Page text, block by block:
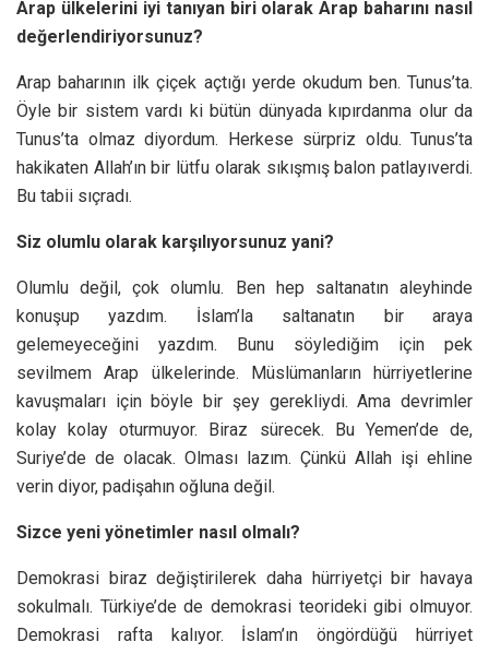
Arap ülkelerini iyi tanıyan biri olarak Arap baharını nasıl
değerlendiriyorsunuz?
Arap baharının ilk çiçek açtığı yerde okudum ben. Tunus’ta.
Öyle bir sistem vardı ki bütün dünyada kıpırdanma olur da
Tunus’ta olmaz diyordum. Herkese sürpriz oldu. Tunus’ta
hakikaten Allah’ın bir lütfu olarak sıkışmış balon patlayıverdi.
Bu tabii sıçradı.
Siz olumlu olarak karşılıyorsunuz yani?
Olumlu değil, çok olumlu. Ben hep saltanatın aleyhinde
konuşup yazdım. İslam’la saltanatın bir araya
gelemeyeceğini yazdım. Bunu söylediğim için pek
sevilmem Arap ülkelerinde. Müslümanların hürriyetlerine
kavuşmaları için böyle bir şey gerekliydi. Ama devrimler
kolay kolay oturmuyor. Biraz sürecek. Bu Yemen’de de,
Suriye’de de olacak. Olması lazım. Çünkü Allah işi ehline
verin diyor, padişahın oğluna değil.
Sizce yeni yönetimler nasıl olmalı?
Demokrasi biraz değiştirilerek daha hürriyetçi bir havaya
sokulmalı. Türkiye’de de demokrasi teorideki gibi olmuyor.
Demokrasi rafta kalıyor. İslam’ın öngördüğü hürriyet